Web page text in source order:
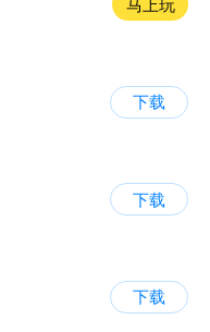
马上玩
下载
下载
下载